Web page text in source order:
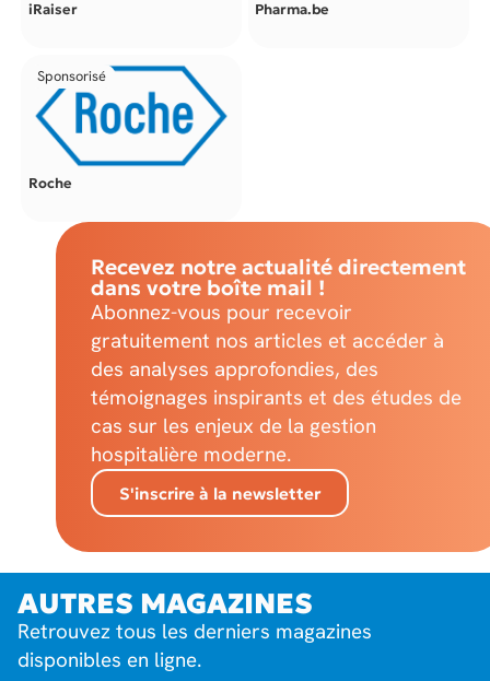
iRaiser Pharma.be
Sponsorisé
Roche
Recevez notre actualité directement
dans votre boîte mail !
Abonnez-vous pour recevoir
gratuitement nos articles et accéder à
des analyses approfondies, des
témoignages inspirants et des études de
cas sur les enjeux de la gestion
hospitalière moderne.
S'inscrire à la newsletter
AUTRES MAGAZINES
Retrouvez tous les derniers magazines
disponibles en ligne.